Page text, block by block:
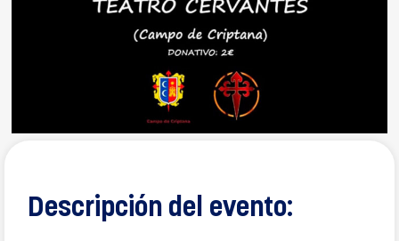
Descripción del evento: